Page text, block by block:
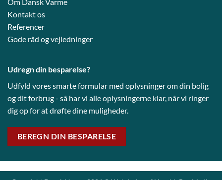
Om Dansk Varme
Kontakt os
Referencer
Gode råd og vejledninger
Udregn din besparelse?
Udfyld vores smarte formular med oplysninger om din bolig
og dit forbrug - så har vi alle oplysningerne klar, når vi ringer
dig op for at drøfte dine muligheder.
BEREGN DIN BESPARELSE